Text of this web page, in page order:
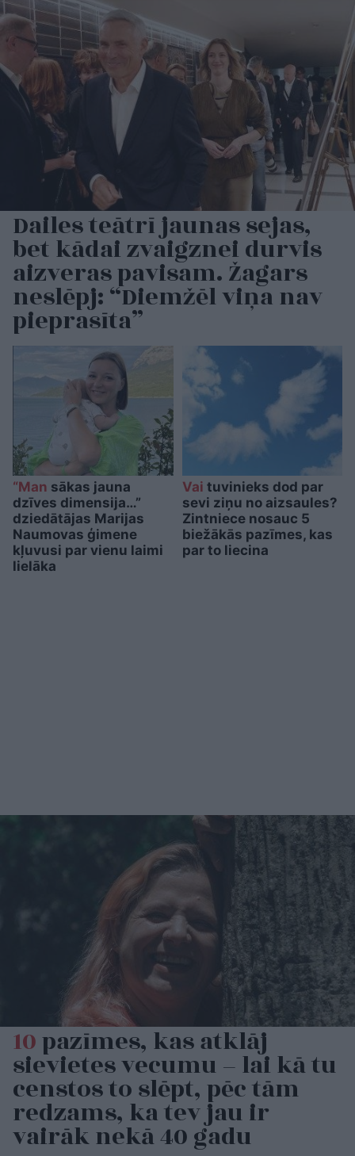
Dailes teātrī jaunas sejas,
bet kādai zvaigznei durvis
aizveras pavisam. Žagars
neslēpj: “Diemžēl viņa nav
pieprasīta”
“Man sākas jauna
dzīves dimensija…”
dziedātājas Marijas
Naumovas ģimene
kļuvusi par vienu laimi
lielāka
Vai tuvinieks dod par
sevi ziņu no aizsaules?
Zintniece nosauc 5
biežākās pazīmes, kas
par to liecina
10pazīmes, kas atklāj
sievietes vecumu – lai kā tu
censtos to slēpt, pēc tām
redzams, ka tev jau ir
vairāk nekā 40 gadu